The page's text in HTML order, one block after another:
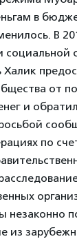
в
В
социальной
от
и
по
незаконно
из